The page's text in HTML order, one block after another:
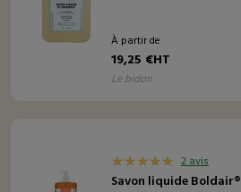
À partir de
19,25 €HT
le bidon
2 avis
Savon liquide Boldair®